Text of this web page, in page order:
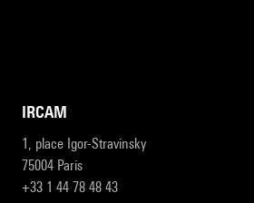
IRCAM
1, place Igor-Stravinsky
75004 Paris
+33 1 44 78 48 43